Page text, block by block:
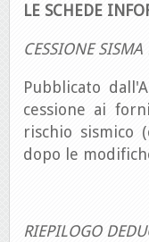
LE SCHEDE
CESSIONE
Pubblicato
cessione ai
rischio sismico
dopo le
RIEPILOGO